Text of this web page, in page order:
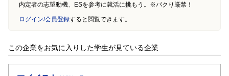
内定者の志望動機、ESを参考に就活に挑もう。※パクり厳禁！
ログイン/会員登録すると閲覧できます。
この企業をお気に入りした学生が見ている企業